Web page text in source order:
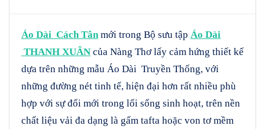
Áo Dài Cách Tânmới trong Bộ sưu tập Áo Dài
THANH XUÂN của Nàng Thơ lấy cảm hứng thiết kế
dựa trên những mẫu Áo Dài Truyền Thống, với
những đường nét tinh tế, hiện đại hơn rất nhiều phù
hợp với sự đổi mới trong lối sống sinh hoạt, trên nền
chất liệu vải đa dạng là gấm tafta hoặc von tơ mềm